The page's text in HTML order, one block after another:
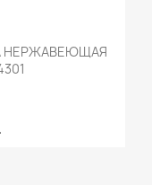
НЕРЖАВЕЮЩАЯ